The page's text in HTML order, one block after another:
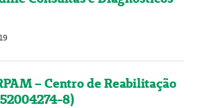
– Centro de Reabilitação
8)